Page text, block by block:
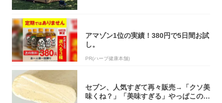
アマゾン1位の実績！380円で5日間お試
し。
PR(ハーブ健康本舗)
セブン、人気すぎて再々販売→「クソ美
味くね？」「美味すぎる」やっぱこのク